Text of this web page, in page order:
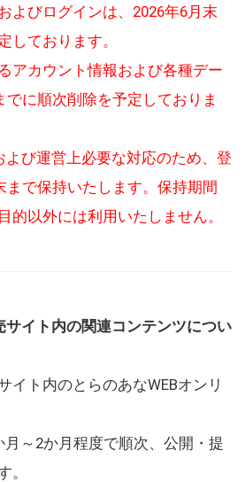
よびログインは、2026年6月末
しております。
アカウント情報および各種デー
でに順次削除を予定しておりま
び運営上必要な対応のため、登
まで保持いたします。保持期間
的以外には利用いたしません。
サイト内の関連コンテンツについ
イト内のとらのあなWEBオンリ
～2か月程度で順次、公開・提
。